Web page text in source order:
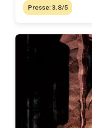
Presse: 3.8/5